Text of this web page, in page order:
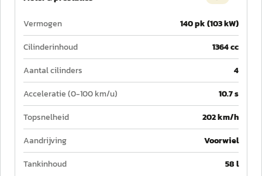
Vermogen
140 pk (103 kW)
Cilinderinhoud
1364 cc
Aantal cilinders
4
Acceleratie (0-100 km/u)
10.7 s
Topsnelheid
202 km/h
Aandrijving
Voorwiel
Tankinhoud
58 l